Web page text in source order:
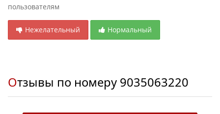
пользователям
Нежелательный Нормальный
Отзывы по номеру 9035063220